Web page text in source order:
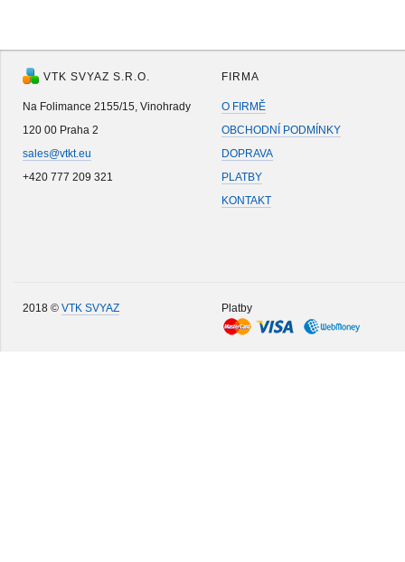
VTK SVYAZ S.R.O.
Na Folimance 2155/15, Vinohrady
120 00 Praha 2
sales@vtkt.eu
+420 777 209 321
FIRMA
O FIRMĚ
OBCHODNÍ PODMÍNKY
DOPRAVA
PLATBY
KONTAKT
2018 © VTK SVYAZ Platby